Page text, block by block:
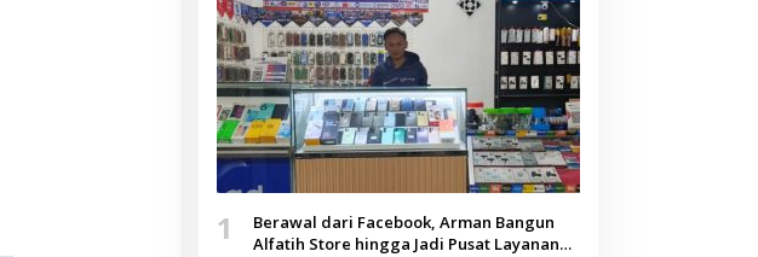
1
Berawal dari Facebook, Arman Bangun
Alfatih Store hingga Jadi Pusat Layanan